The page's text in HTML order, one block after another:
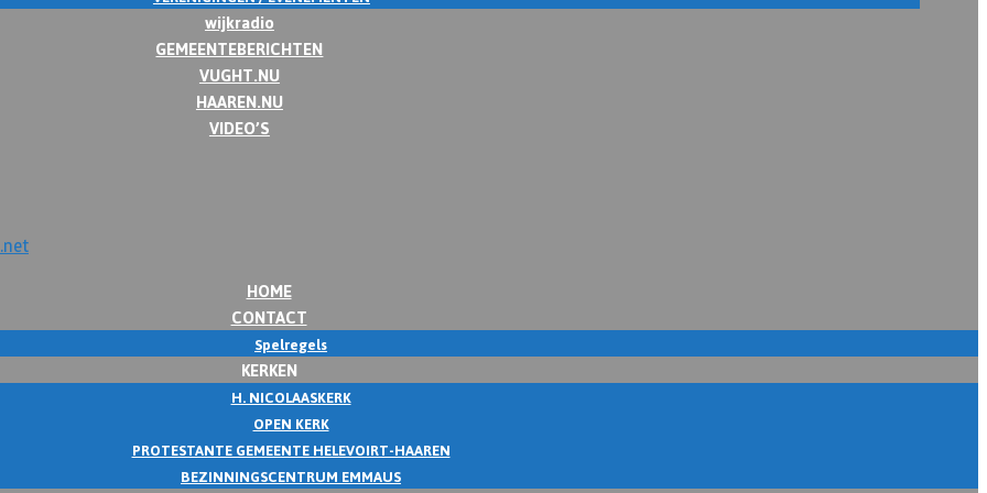
wijkradio
GEMEENTEBERICHTEN
VUGHT.NU
HAAREN.NU
VIDEO’S
HOME
CONTACT
Spelregels
KERKEN
H. NICOLAASKERK
OPEN KERK
PROTESTANTE GEMEENTE HELEVOIRT-HAAREN
BEZINNINGSCENTRUM EMMAUS